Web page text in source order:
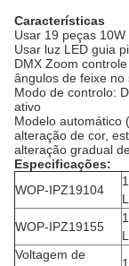
Características
Usar 19 peças 10W
Usar luz LED guia
DMX Zoom
ângulos de feixe no
Modo de controlo:
ativo
Modelo automático
alteração de cor,
alteração gradual
Especificações:
WOP-IPZ19104
WOP-IPZ19155
Voltagem de